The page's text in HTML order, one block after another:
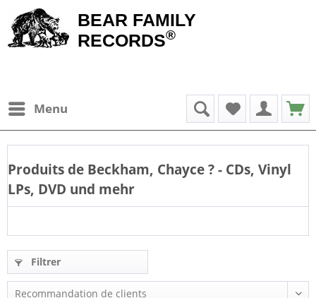
BEAR FAMILY
RECORDS®
Menu
Produits de Beckham, Chayce? - CDs, Vinyl
LPs, DVD und mehr
Filtrer